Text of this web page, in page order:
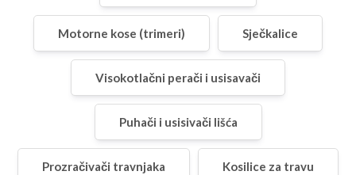
Motorne kose (trimeri) Sječkalice
Visokotlačni perači i usisavači
Puhači i usisivači lišća
Prozračivači travnjaka Kosilice za travu